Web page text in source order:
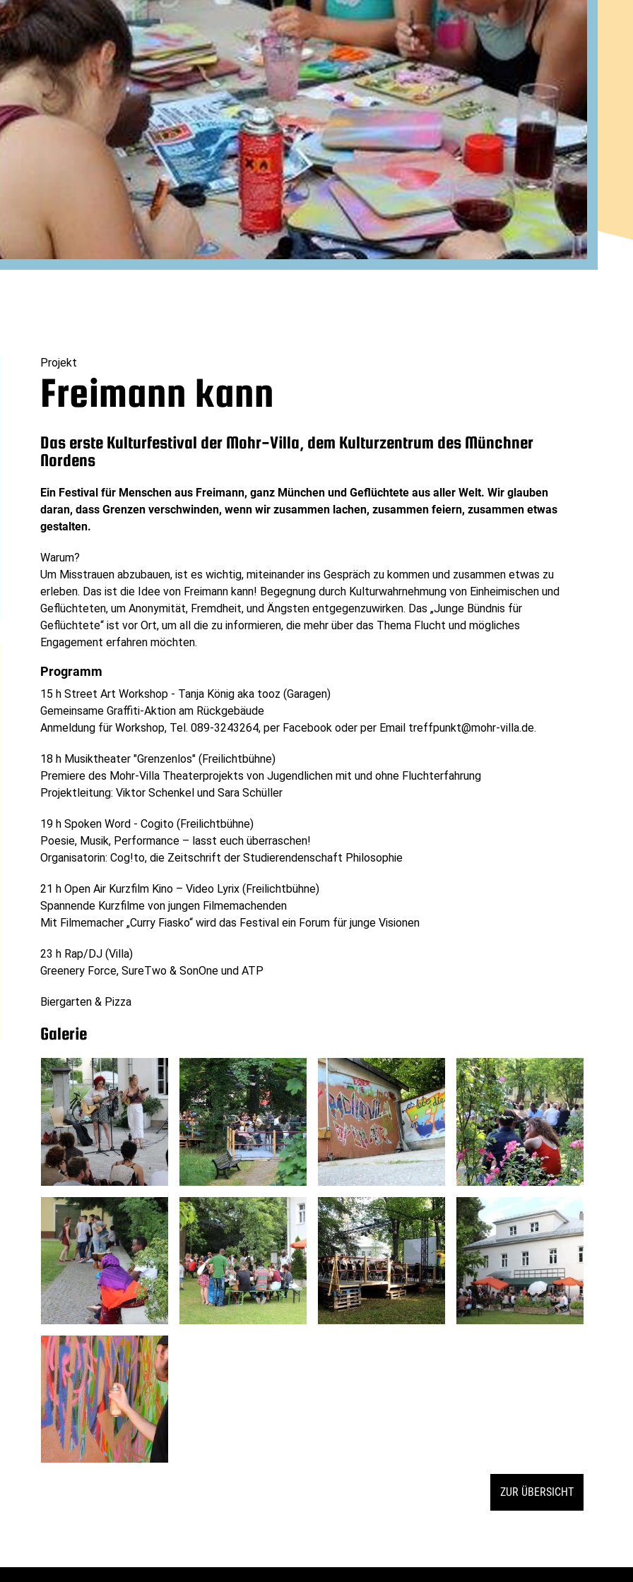
Projekt
Freimann kann
Das erste Kulturfestival der Mohr-Villa, dem Kulturzentrum des Münchner
Nordens
Ein Festival für Menschen aus Freimann, ganz München und Geflüchtete aus aller Welt. Wir glauben
daran, dass Grenzen verschwinden, wenn wir zusammen lachen, zusammen feiern, zusammen etwas
gestalten.
Warum?
Um Misstrauen abzubauen, ist es wichtig, miteinander ins Gespräch zu kommen und zusammen etwas zu
erleben. Das ist die Idee von Freimann kann! Begegnung durch Kulturwahrnehmung von Einheimischen und
Geflüchteten, um Anonymität, Fremdheit, und Ängsten entgegenzuwirken. Das „Junge Bündnis für
Geflüchtete“ ist vor Ort, um all die zu informieren, die mehr über das Thema Flucht und mögliches
Engagement erfahren möchten.
Programm
15 h Street Art Workshop - Tanja König aka tooz (Garagen)
Gemeinsame Graffiti-Aktion am Rückgebäude
Anmeldung für Workshop, Tel. 089-3243264, per Facebook oder per Email treffpunkt@mohr-villa.de.
18 h Musiktheater "Grenzenlos" (Freilichtbühne)
Premiere des Mohr-Villa Theaterprojekts von Jugendlichen mit und ohne Fluchterfahrung
Projektleitung: Viktor Schenkel und Sara Schüller
19 h Spoken Word - Cogito (Freilichtbühne)
Poesie, Musik, Performance – lasst euch überraschen!
Organisatorin: Cog!to, die Zeitschrift der Studierendenschaft Philosophie
21 h Open Air Kurzfilm Kino – Video Lyrix (Freilichtbühne)
Spannende Kurzfilme von jungen Filmemachenden
Mit Filmemacher „Curry Fiasko“ wird das Festival ein Forum für junge Visionen
23 h Rap/DJ (Villa)
Greenery Force, SureTwo & SonOne und ATP
Biergarten & Pizza
Galerie
ZUR ÜBERSICHT